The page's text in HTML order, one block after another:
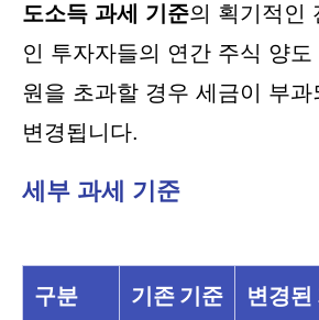
도소득 과세 기준의 획기적인
인 투자자들의 연간 주식 양
원을 초과할 경우 세금이 부과
변경됩니다.
세부 과세 기준
구분 기존 기준 변경된